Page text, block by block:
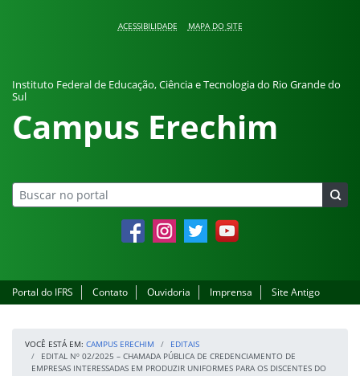
ACESSIBILIDADE MAPA DO SITE
Instituto Federal de Educação, Ciência e Tecnologia do Rio Grande do
Sul
Campus Erechim
FacebookInstagramTwitter YouTube
Portal do IFRS Contato Ouvidoria Imprensa Site Antigo
VOCÊ ESTÁ EM: CAMPUS ERECHIM
EDITAIS
EDITAL Nº 02/2025 – CHAMADA PÚBLICA DE CREDENCIAMENTO DE
EMPRESAS INTERESSADAS EM PRODUZIR UNIFORMES PARA OS DISCENTES DO